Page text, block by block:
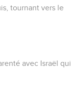
tournant vers le
avec Israël qui